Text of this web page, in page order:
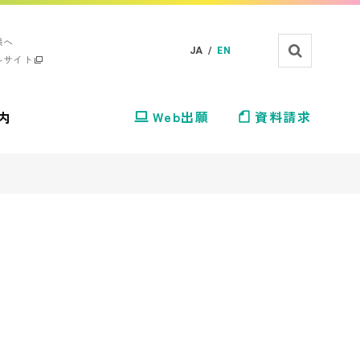
イト
JA / EN
Web出願 資料請求